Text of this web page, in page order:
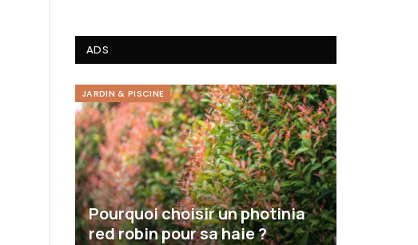
ADS
JARDIN & PISCINE
Pourquoi choisir un photinia
red robin pour sa haie ?